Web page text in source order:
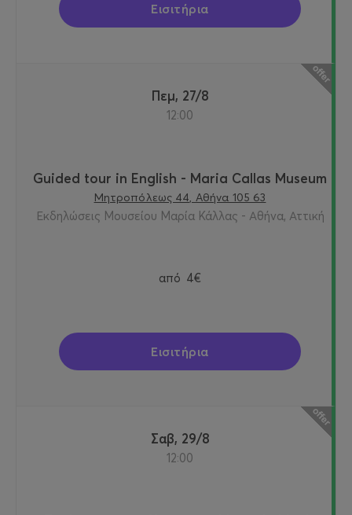
Εισιτήρια
Πεμ, 27/8
12:00
Guided tour in English - Maria Callas Museum
Μητροπόλεως 44, Αθήνα 105 63
Εκδηλώσεις Μουσείου Μαρία Κάλλας - Αθήνα, Αττική
από 4€
Εισιτήρια
Σαβ, 29/8
12:00